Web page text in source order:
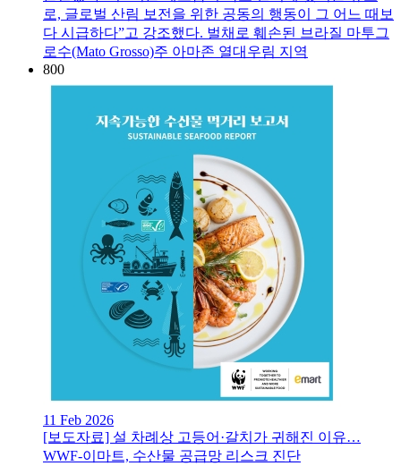
로, 글로벌 산림 보전을 위한 공동의 행동이 그 어느 때보
다 시급하다”고 강조했다. 벌채로 훼손된 브라질 마투그
로수(Mato Grosso)주 아마존 열대우림 지역
800
11 Feb 2026
[보도자료] 설 차례상 고등어·갈치가 귀해진 이유…
WWF-이마트, 수산물 공급망 리스크 진단